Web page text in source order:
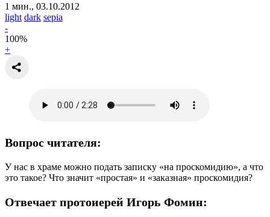
1 мин., 03.10.2012
light dark sepia
-
100%
+
Вопрос читателя:
У нас в храме можно подать записку «на проскомидию», а что
это такое? Что значит «простая» и «заказная» проскомидия?
Отвечает протоиерей Игорь Фомин: